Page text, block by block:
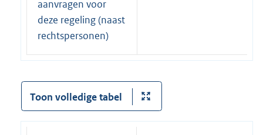
aanvragen voor
deze regeling (naast
rechtspersonen)
Toon volledige tabel